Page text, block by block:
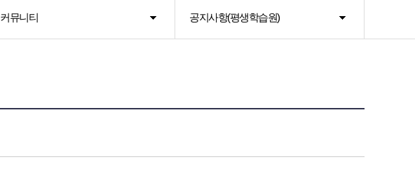
커뮤니티 공지사항(평생학습원)